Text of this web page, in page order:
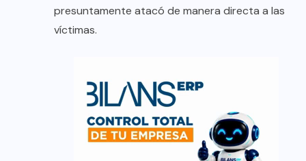
presuntamente atacó de manera directa a las
víctimas.